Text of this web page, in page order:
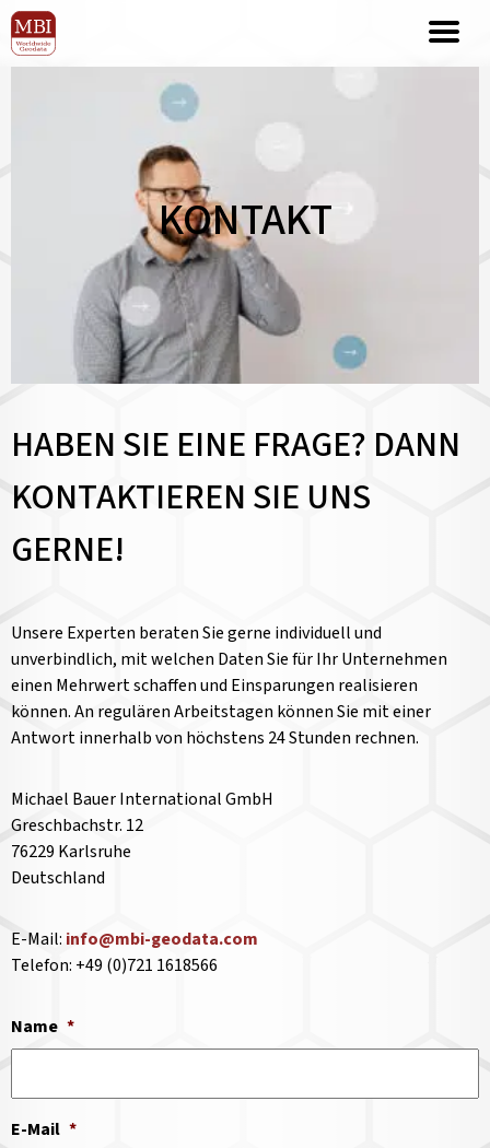
KONTAKT
HABEN SIE EINE FRAGE? DANN
KONTAKTIEREN SIE UNS
GERNE!
Unsere Experten beraten Sie gerne individuell und
unverbindlich, mit welchen Daten Sie für Ihr Unternehmen
einen Mehrwert schaffen und Einsparungen realisieren
können. An regulären Arbeitstagen können Sie mit einer
Antwort innerhalb von höchstens 24 Stunden rechnen.
Michael Bauer International GmbH
Greschbachstr. 12
76229 Karlsruhe
Deutschland
E-Mail: info@mbi-geodata.com
Telefon: +49 (0)721 1618566
Name *
E-Mail *